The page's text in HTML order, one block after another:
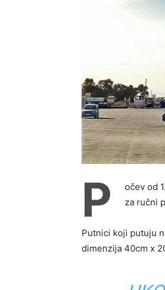
P očev od
za ručni
Putnici koji putuju
dimenzija 40cm x